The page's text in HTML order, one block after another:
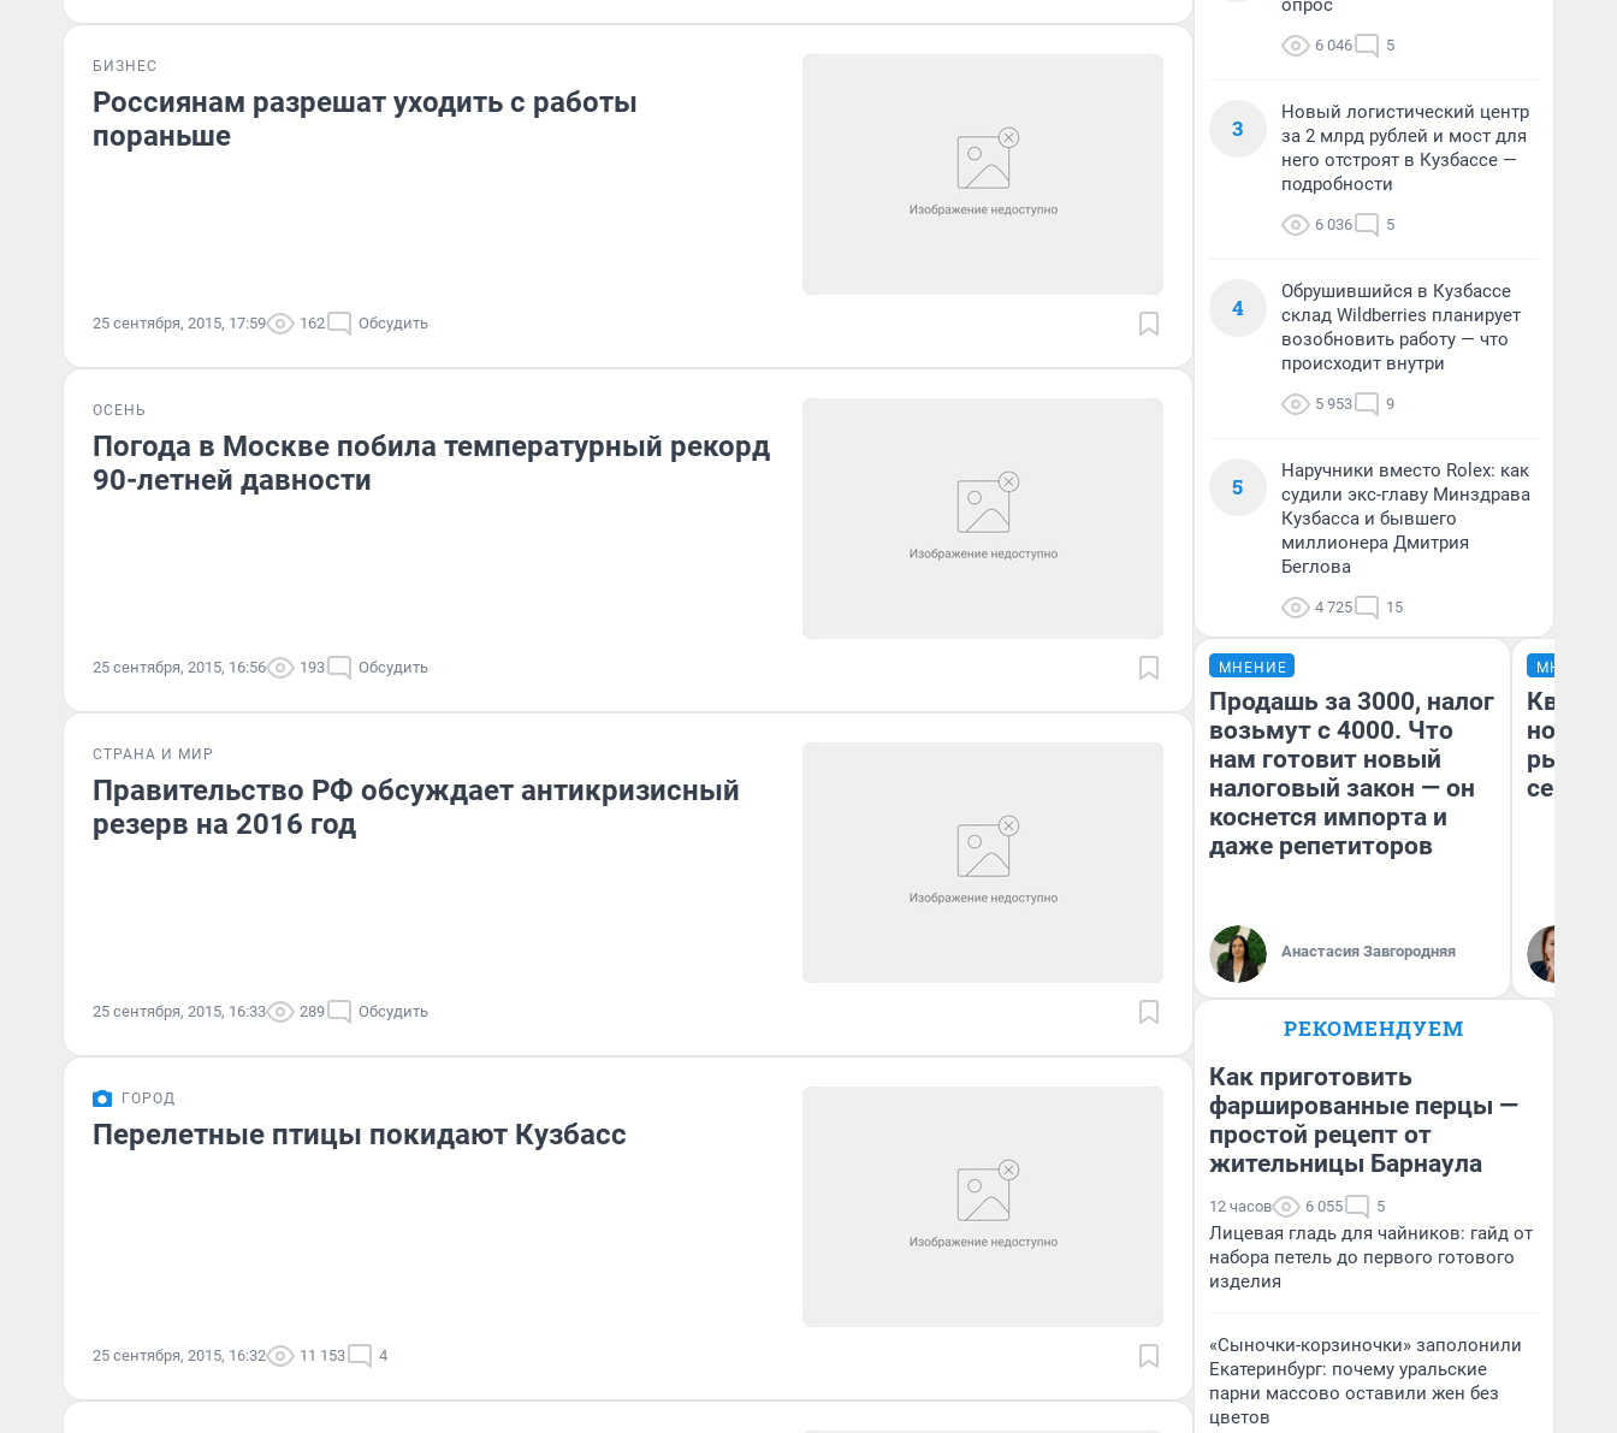
БИЗНЕС
Россиянам разрешат уходить с работы
пораньше
25 сентября, 2015, 17:59 162 Обсудить
ОСЕНЬ
Погода в Москве побила температурный рекорд
90-летней давности
25 сентября, 2015, 16:56 193 Обсудить
СТРАНА И МИР
Правительство РФ обсуждает антикризисный
резерв на 2016 год
25 сентября, 2015, 16:33 289 Обсудить
ГОРОД
Перелетные птицы покидают Кузбасс
25 сентября, 2015, 16:32 11 153 4
опрос
6 046 5
3
Новый логистический центр
за 2 млрд рублей и мост для
него отстроят в Кузбассе —
подробности
6 036 5
4
Обрушившийся в Кузбассе
склад Wildberries планирует
возобновить работу — что
происходит внутри
5 953 9
5
Наручники вместо Rolex: как
судили экс-главу Минздрава
Кузбасса и бывшего
миллионера Дмитрия
Беглова
4 725 15
МНЕНИЕ
Продашь за 3000, налог
возьмут с 4000. Что
нам готовит новый
налоговый закон — он
коснется импорта и
даже репетиторов
Анастасия Завгородняя
МНЕНИЕ
но
рынок
РЕКОМЕНДУЕМ
Как приготовить
фаршированные перцы —
простой рецепт от
жительницы Барнаула
12 часов 6 055 5
Лицевая гладь для чайников: гайд от
набора петель до первого готового
изделия
«Сыночки-корзиночки» заполонили
Екатеринбург: почему уральские
парни массово оставили жен без
цветов